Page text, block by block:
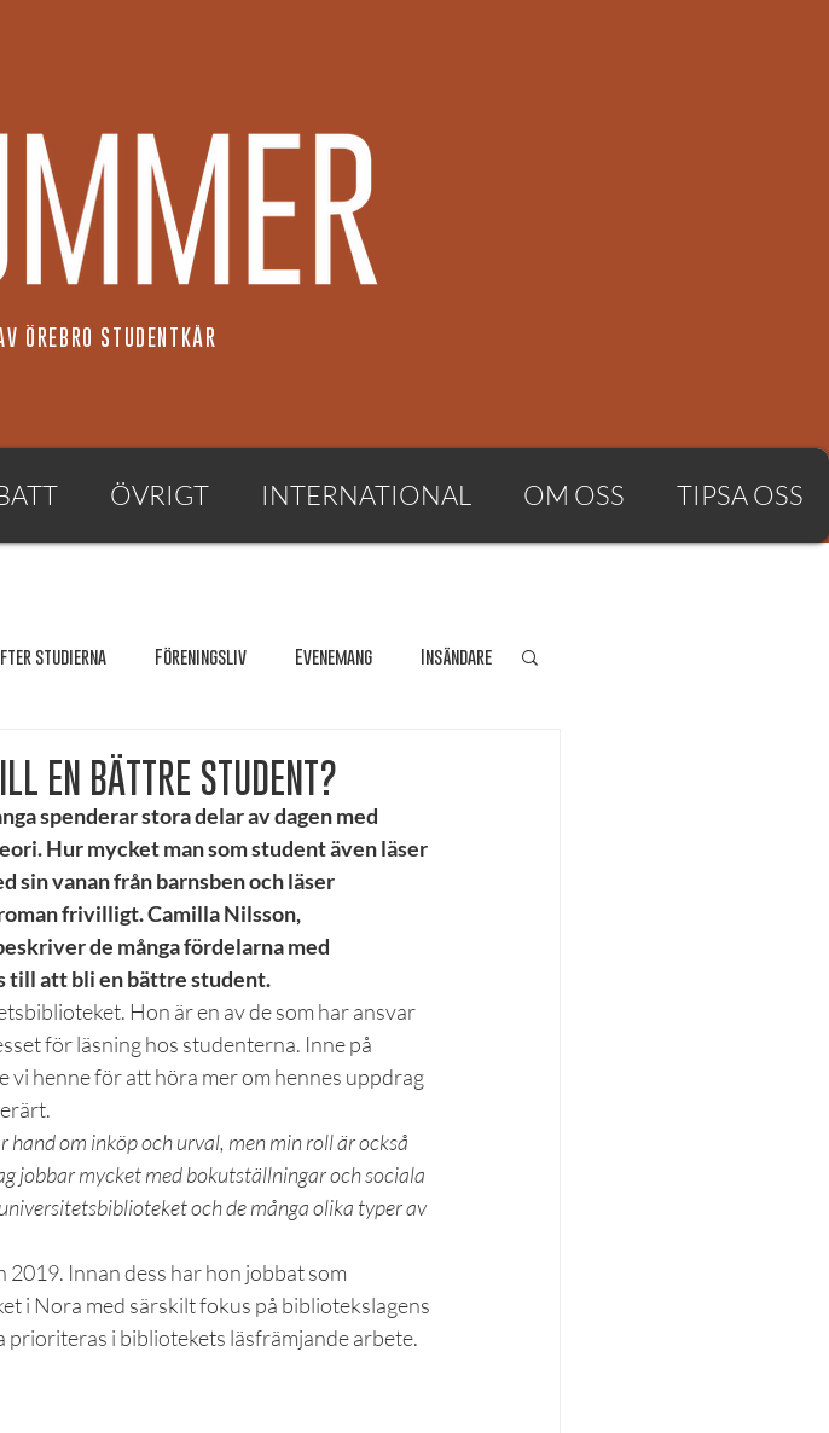
ÖREBRO STUDENTKÅR
ÖVRIGT INTERNATIONAL OM OSS TIPSA OSS
studierna Föreningsliv Evenemang Insändare
International
Mat & hälsa Örebro studentkår Personporträtt
Styrelseval Studentekonomi
EN BÄTTRE STUDENT?
spenderar stora delar av dagen med
Hur mycket man som student även läser
vanan från barnsben och läser
frivilligt. Camilla Nilsson,
de många fördelarna med
till att bli en bättre student.
Hon är en av de som har ansvar
för läsning hos studenterna. Inne på
henne för att höra mer om hennes uppdrag
om inköp och urval, men min roll är också
jobbar mycket med bokutställningar och sociala
och de många olika typer av
Innan dess har hon jobbat som
i Nora med särskilt fokus på bibliotekslagens
i bibliotekets läsfrämjande arbete.